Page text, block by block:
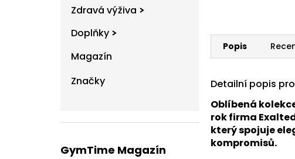
Zdravá výživa
Doplňky
Magazín
Značky
GymTime Magazín
Popis
Detailní popis
Oblíbená
rok firma
který spojuje
kompromisů.